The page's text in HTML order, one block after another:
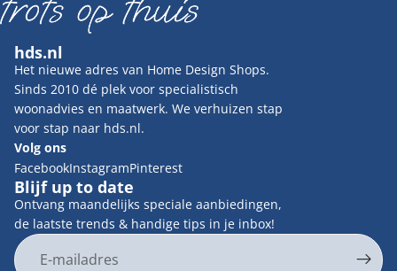
hds.nl
Het nieuwe adres van Home Design Shops.
Sinds 2010 dé plek voor specialistisch
woonadvies en maatwerk. We verhuizen stap
voor stap naar hds.nl.
Volg ons
FacebookInstagramPinterest
Blijf up to date
Ontvang maandelijks speciale aanbiedingen,
de laatste trends & handige tips in je inbox!
E-mail